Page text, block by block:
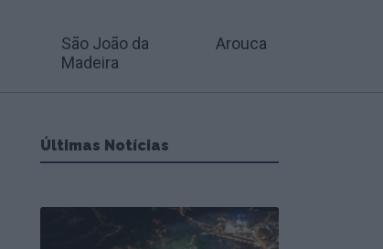
São João da
Madeira
Arouca
Últimas Notícias